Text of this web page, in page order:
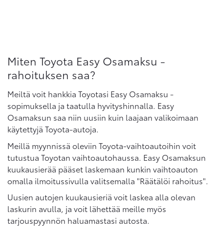
Miten Toyota Easy Osamaksu -
rahoituksen saa?
Meiltä voit hankkia Toyotasi Easy Osamaksu -
sopimuksella ja taatulla hyvityshinnalla. Easy
Osamaksun saa niin uusiin kuin laajaan valikoimaan
käytettyjä Toyota-autoja.
Meillä myynnissä oleviin Toyota-vaihtoautoihin voit
tutustua Toyotan vaihtoautohaussa. Easy Osamaksun
kuukausierää pääset laskemaan kunkin vaihtoauton
omalla ilmoitussivulla valitsemalla "Räätälöi rahoitus".
Uusien autojen kuukausieriä voit laskea alla olevan
laskurin avulla, ja voit lähettää meille myös
tarjouspyynnön haluamastasi autosta.